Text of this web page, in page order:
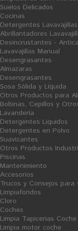
Suelos Delicados
Cocinas
Detergentes Lavavajillas
Abrillantadores
Desincrustantes -
Lavavajillas Manual
Desengrasantes
Almazaras
Desengrasantes
Sosa Sólida y Líquida
Otros Productos para
Bobinas, Cepillos y
Lavandería
Detergentes Liquidos
Detergentes en Polvo
Suavizantes
Otros Productos
Piscinas
Mantenimiento
Accesorios
Trucos y Consejos para
Limpiafondos
Cloro
Coches
Limpia Tapicerias Coche
Limpia motor coche
Detergente Lavavajillas
Muy Duras Extra
Ficha Producto
17,59 €